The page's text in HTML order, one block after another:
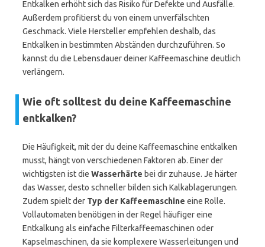
Entkalken erhöht sich das Risiko für Defekte und Ausfälle.
Außerdem profitierst du von einem unverfälschten
Geschmack. Viele Hersteller empfehlen deshalb, das
Entkalken in bestimmten Abständen durchzuführen. So
kannst du die Lebensdauer deiner Kaffeemaschine deutlich
verlängern.
Wie oft solltest du deine Kaffeemaschine
entkalken?
Die Häufigkeit, mit der du deine Kaffeemaschine entkalken
musst, hängt von verschiedenen Faktoren ab. Einer der
wichtigsten ist die Wasserhärte bei dir zuhause. Je härter
das Wasser, desto schneller bilden sich Kalkablagerungen.
Zudem spielt der Typ der Kaffeemaschine eine Rolle.
Vollautomaten benötigen in der Regel häufiger eine
Entkalkung als einfache Filterkaffeemaschinen oder
Kapselmaschinen, da sie komplexere Wasserleitungen und